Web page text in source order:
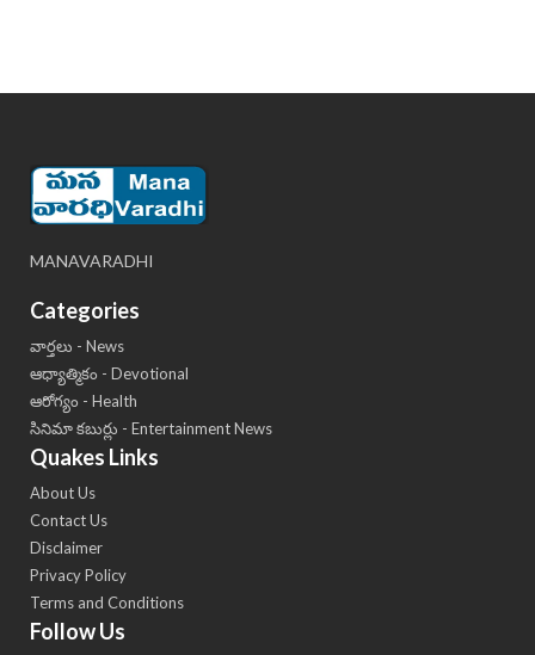
MANAVARADHI
Categories
వార్తలు - News
ఆధ్యాత్మికం - Devotional
ఆరోగ్యం - Health
సినిమా కబుర్లు - Entertainment News
Quakes Links
About Us
Contact Us
Disclaimer
Privacy Policy
Terms and Conditions
Follow Us